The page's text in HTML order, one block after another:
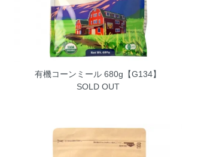
有機コーンミール 680g【G134】
SOLD OUT